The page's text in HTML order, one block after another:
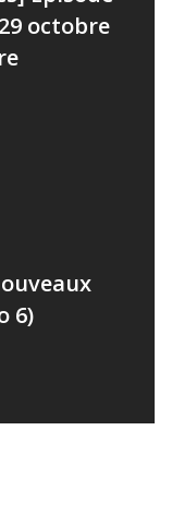
octobre
6)